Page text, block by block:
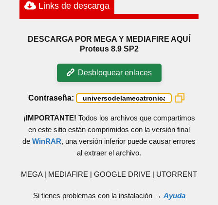
Links de descarga
DESCARGA POR MEGA Y MEDIAFIRE AQUÍ
Proteus 8.9 SP2
Desbloquear enlaces
Contraseña:
¡IMPORTANTE! Todos los archivos que compartimos
en este sitio están comprimidos con la versión final
de WinRAR, una versión inferior puede causar errores
al extraer el archivo.
MEGA | MEDIAFIRE | GOOGLE DRIVE | UTORRENT
Si tienes problemas con la instalación → Ayuda